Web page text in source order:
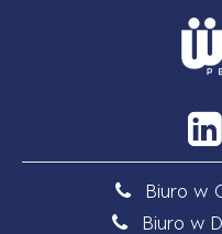
Biuro w
Biuro w